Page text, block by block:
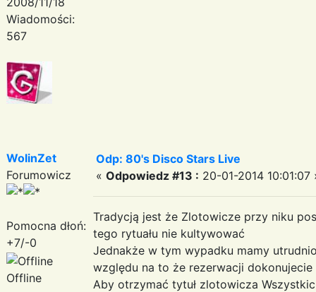
Wiadomości:
567
WolinZet
Forumowicz
Pomocna dłoń:
+7/-0
Offline
Odp: 80's Disco Stars Live
« Odpowiedz #13 : 20-01-2014 10:01:07
Tradycją jest że Zlotowicze przy niku
tego rytuału nie kultywować
Jednakże w tym wypadku mamy
względu na to że rezerwacji
Aby otrzymać tytuł zlotowicza